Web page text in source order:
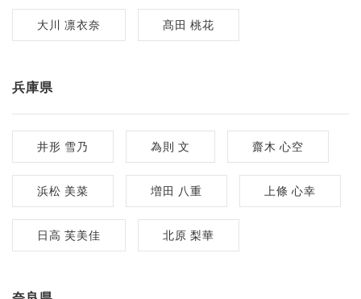
大川 凛衣奈 髙田 桃花
兵庫県
井形 雪乃 為則 文 齋木 心空
浜松 美菜 増田 八重 上條 心幸
日高 芙美佳 北原 梨華